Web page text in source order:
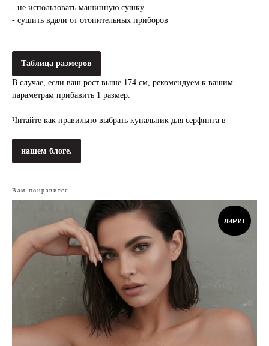
- не использовать машинную сушку
- сушить вдали от отопительных приборов
Таблица размеров
В случае, если ваш рост выше 174 см, рекомендуем к вашим
параметрам прибавить 1 размер.
Читайте как правильно выбрать купальник для серфинга в
нашем блоге.
Вам понравится
лимит